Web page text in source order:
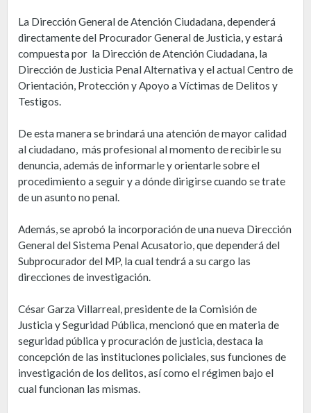
La Dirección General de Atención Ciudadana, dependerá
directamente del Procurador General de Justicia, y estará
compuesta por la Dirección de Atención Ciudadana, la
Dirección de Justicia Penal Alternativa y el actual Centro de
Orientación, Protección y Apoyo a Víctimas de Delitos y
Testigos.
De esta manera se brindará una atención de mayor calidad
al ciudadano, más profesional al momento de recibirle su
denuncia, además de informarle y orientarle sobre el
procedimiento a seguir y a dónde dirigirse cuando se trate
de un asunto no penal.
Además, se aprobó la incorporación de una nueva Dirección
General del Sistema Penal Acusatorio, que dependerá del
Subprocurador del MP, la cual tendrá a su cargo las
direcciones de investigación.
César Garza Villarreal, presidente de la Comisión de
Justicia y Seguridad Pública, mencionó que en materia de
seguridad pública y procuración de justicia, destaca la
concepción de las instituciones policiales, sus funciones de
investigación de los delitos, así como el régimen bajo el
cual funcionan las mismas.